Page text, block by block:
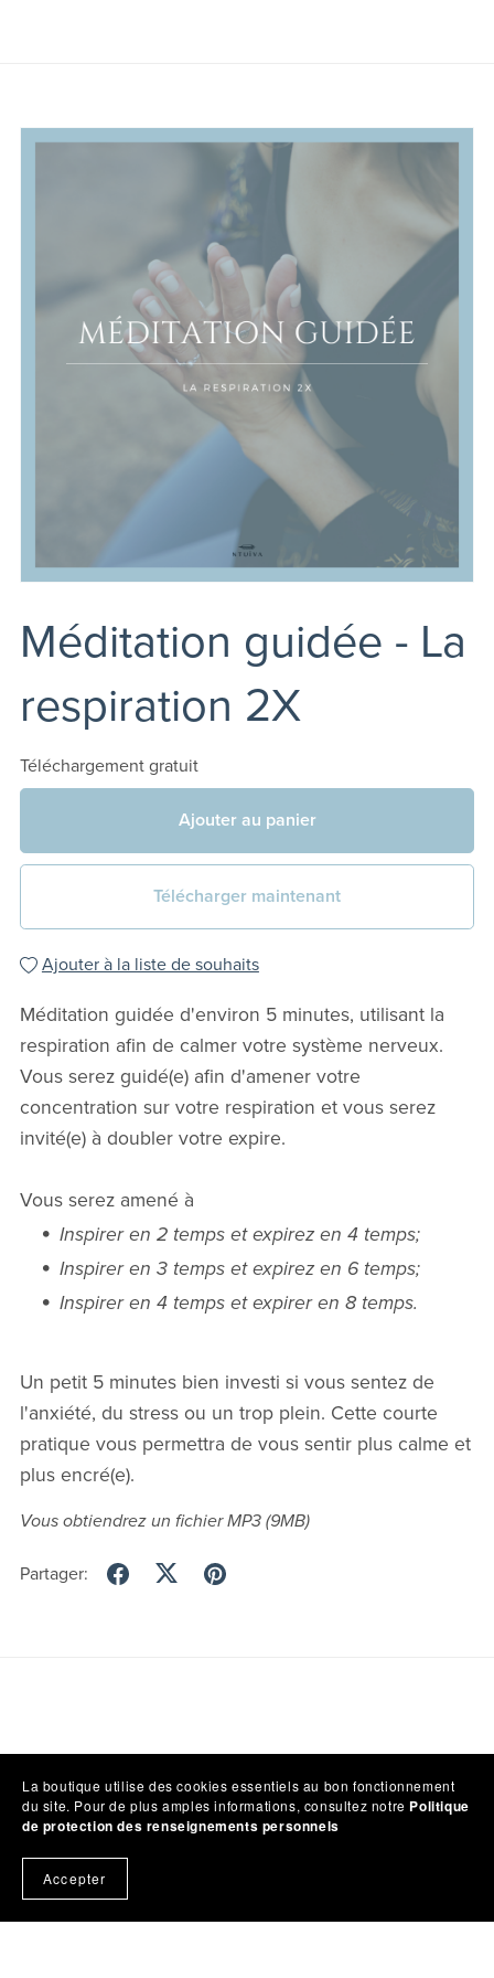
Méditation guidée - La
respiration 2X
Téléchargement gratuit
Ajouter au panier
Télécharger maintenant
Ajouter à la liste de souhaits
Méditation guidée d'environ 5 minutes, utilisant la
respiration afin de calmer votre système nerveux.
Vous serez guidé(e) afin d'amener votre
concentration sur votre respiration et vous serez
invité(e) à doubler votre expire.
Vous serez amené à
Inspirer en 2 temps et expirez en 4 temps;
Inspirer en 3 temps et expirez en 6 temps;
Inspirer en 4 temps et expirer en 8 temps.
Un petit 5 minutes bien investi si vous sentez de
l'anxiété, du stress ou un trop plein. Cette courte
pratique vous permettra de vous sentir plus calme et
plus encré(e).
Vous obtiendrez un fichier MP3 (9MB)
Partager:
La boutique utilise des cookies essentiels au bon fonctionnement
du site. Pour de plus amples informations, consultez notre Politique
de protection des renseignements personnels
Accepter